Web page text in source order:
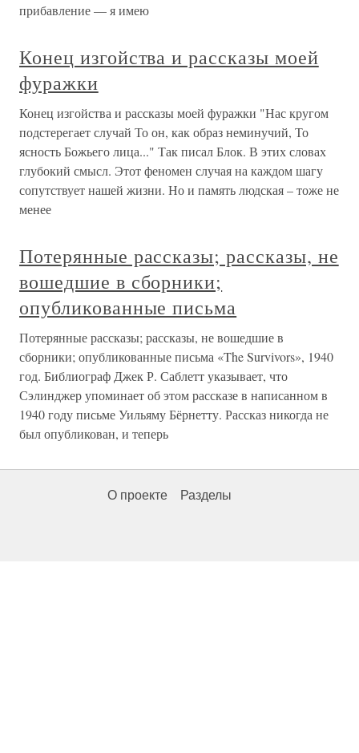
прибавление — я имею
Конец изгойства и рассказы моей
фуражки
Конец изгойства и рассказы моей фуражки "Нас кругом
подстерегает случай То он, как образ неминучий, То
ясность Божьего лица..." Так писал Блок. В этих словах
глубокий смысл. Этот феномен случая на каждом шагу
сопутствует нашей жизни. Но и память людская – тоже не
менее
Потерянные рассказы; рассказы, не
вошедшие в сборники;
опубликованные письма
Потерянные рассказы; рассказы, не вошедшие в
сборники; опубликованные письма «The Survivors», 1940
год. Библиограф Джек Р. Саблетт указывает, что
Сэлинджер упоминает об этом рассказе в написанном в
1940 году письме Уильяму Бёрнетту. Рассказ никогда не
был опубликован, и теперь
О проекте Разделы